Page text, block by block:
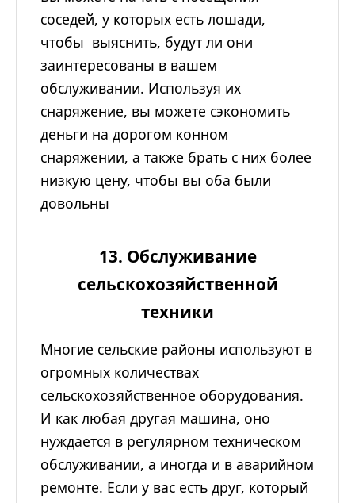
соседей, у которых есть лошади,
чтобы выяснить, будут ли они
заинтересованы в вашем
обслуживании. Используя их
снаряжение, вы можете сэкономить
деньги на дорогом конном
снаряжении, а также брать с них более
низкую цену, чтобы вы оба были
довольны
13. Обслуживание
сельскохозяйственной
техники
Многие сельские районы используют в
огромных количествах
сельскохозяйственное оборудования.
И как любая другая машина, оно
нуждается в регулярном техническом
обслуживании, а иногда и в аварийном
ремонте. Если у вас есть друг, который